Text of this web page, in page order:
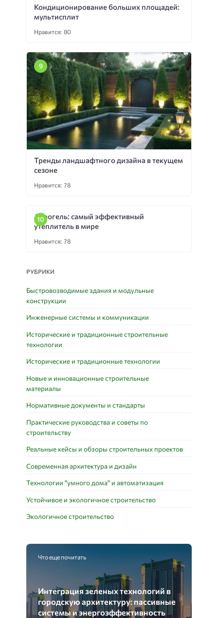
Кондиционирование больших площадей:
мультисплит
Нравится: 80
Тренды ландшафтного дизайна в текущем
сезоне
Нравится: 78
Аэрогель: самый эффективный
утеплитель в мире
Нравится: 78
РУБРИКИ
Быстровозводимые здания и модульные
конструкции
Инженерные системы и коммуникации
Исторические и традиционные строительные
технологии
Исторические и традиционные технологии
Новые и инновационные строительные
материалы
Нормативные документы и стандарты
Практические руководства и советы по
строительству
Реальные кейсы и обзоры строительных проектов
Современная архитектура и дизайн
Технологии "умного дома" и автоматизация
Устойчивое и экологичное строительство
Экологичное строительство
Что еще почитать
Интеграция зеленых технологий в
городскую архитектуру: пассивные
системы и энергоэффективность